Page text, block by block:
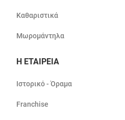
Καθαριστικά
Μωρομάντηλα
Η ΕΤΑΙΡΕΙΑ
Ιστορικό - Όραμα
Franchise